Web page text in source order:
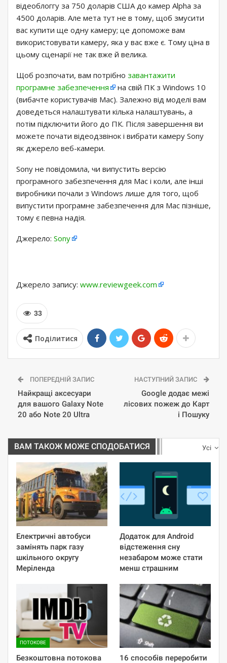
відеоблоггу за 750 доларів США до камер Alpha за
4500 доларів. Але мета тут не в тому, щоб змусити
вас купити ще одну камеру; це допоможе вам
використовувати камеру, яка у вас вже є. Тому ціна в
цьому сценарії не так вже й велика.
Щоб розпочати, вам потрібно завантажити
програмне забезпечення
на свій ПК з Windows 10
(вибачте користувачів Mac). Залежно від моделі вам
доведеться налаштувати кілька налаштувань, а
потім підключити його до ПК. Після завершення ви
можете почати відеодзвінок і вибрати камеру Sony
як джерело веб-камери.
Sony не повідомила, чи випустить версію
програмного забезпечення для Mac і коли, але інші
виробники почали з Windows лише для того, щоб
випустити програмне забезпечення для Mac пізніше,
тому є певна надія.
Джерело: Sony
Джерело запису: www.reviewgeek.com
33
Поділитися
ПОПЕРЕДНІЙ ЗАПИС
Найкращі аксесуари
для вашого Galaxy Note
20 або Note 20 Ultra
НАСТУПНИЙ ЗАПИС
Google додає межі
лісових пожеж до Карт
і Пошуку
Усі
ВАМ ТАКОЖ МОЖЕ СПОДОБАТИСЯ
Електричні автобуси
замінять парк газу
шкільного округу
Меріленда
Додаток для Android
відстеження сну
незабаром може стати
менш страшним
ПОТОКОВЕ
Безкоштовна потокова 16 способів переробити